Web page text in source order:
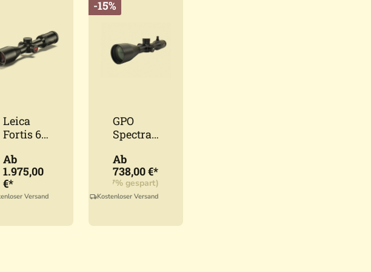
Leica
Fortis 6
Ab
1.975,00
€*
Versand
-15%
GPO
Spectra
12x50i
Ab
738,00 €*
(15,07% gespart)
Kostenloser Versand